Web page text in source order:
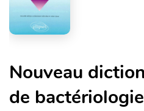
Nouveau
de